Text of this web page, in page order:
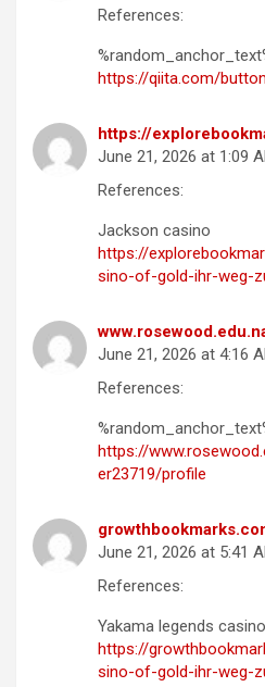
References:
https://qiita.com/
https://
June 21, 2026 at 1:09
References:
Jackson casino
https://
sino-of-gold-ihr-weg-
June 21, 2026 at 4:16
References:
https://
er23719/profile
June 21, 2026 at 5:41
References:
Yakama legends casino
https://
sino-of-gold-ihr-weg-